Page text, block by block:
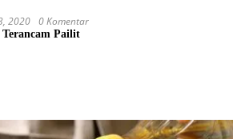
2020 0 Komentar
Terancam Pailit